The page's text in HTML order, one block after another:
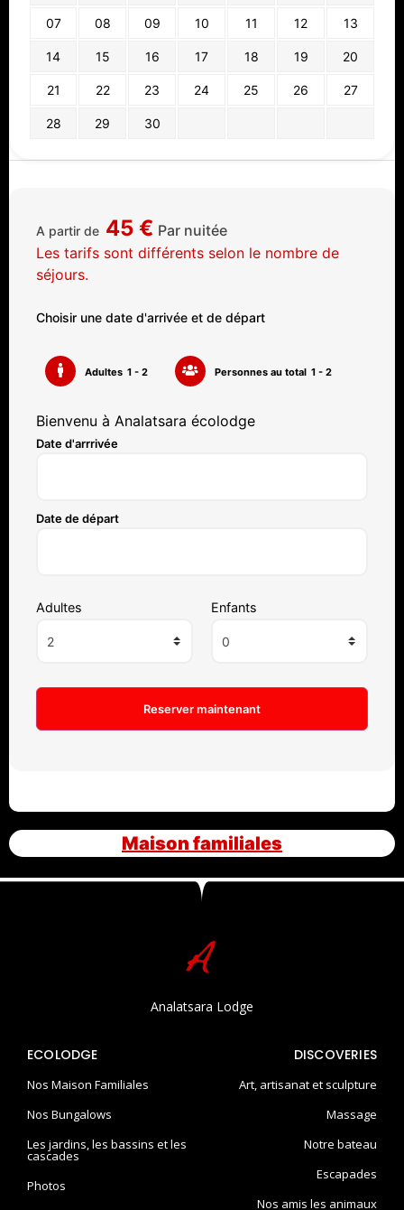
07 08 09 10 11 12 13
14 15 16 17 18 19 20
21 22 23 24 25 26 27
28 29 30
A partir de 45 € Par nuitée
Les tarifs sont différents selon le nombre de
séjours.
Choisir une date d'arrivée et de départ
Adultes 1 - 2 Personnes au total 1 - 2
Bienvenu à Analatsara écolodge
Date d'arrrivée
Date de départ
Adultes Enfants
Maison familiales
Analatsara Lodge
ECOLODGE
Nos Maison Familiales
Nos Bungalows
Les jardins, les bassins et les
cascades
Photos
DISCOVERIES
Art, artisanat et sculpture
Massage
Notre bateau
Escapades
Nos amis les animaux